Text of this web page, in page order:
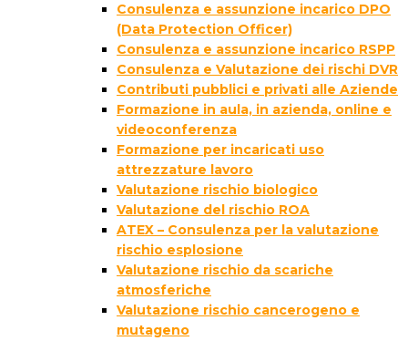
Consulenza e assunzione incarico DPO
(Data Protection Officer)
Consulenza e assunzione incarico RSPP
Consulenza e Valutazione dei rischi DVR
Contributi pubblici e privati alle Aziende
Formazione in aula, in azienda, online e
videoconferenza
Formazione per incaricati uso
attrezzature lavoro
Valutazione rischio biologico
Valutazione del rischio ROA
ATEX – Consulenza per la valutazione
rischio esplosione
Valutazione rischio da scariche
atmosferiche
Valutazione rischio cancerogeno e
mutageno